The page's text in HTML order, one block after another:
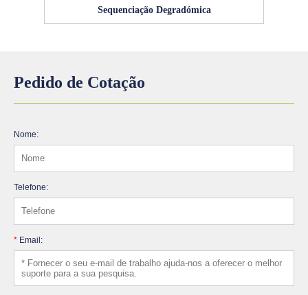
Sequenciação Degradómica
Pedido de Cotação
Nome:
Telefone:
* Email: